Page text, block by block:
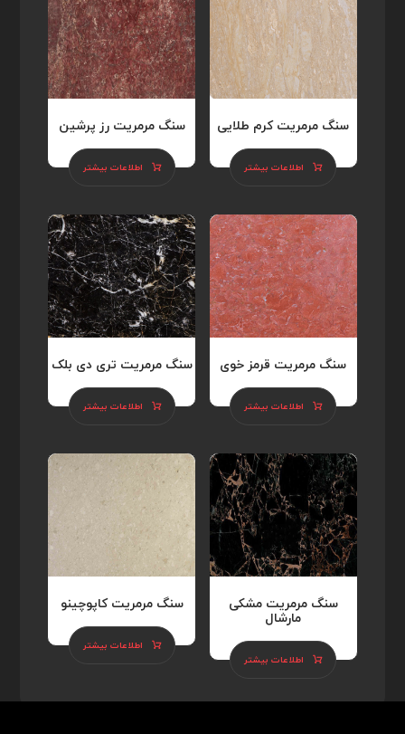
سنگ مرمریت کرم طلایی
اطلاعات بیشتر
سنگ مرمریت رز پرشین
اطلاعات بیشتر
سنگ مرمریت قرمز خوی
اطلاعات بیشتر
سنگ مرمریت تری دی بلک
اطلاعات بیشتر
سنگ مرمریت مشکی
مارشال
اطلاعات بیشتر
سنگ مرمریت کاپوچینو
اطلاعات بیشتر